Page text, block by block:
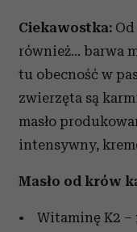
Ciekawostka:
również… barwa
tu obecność w
zwierzęta są
masło
intensywny,
Masło od krów
• Witaminę K2 –